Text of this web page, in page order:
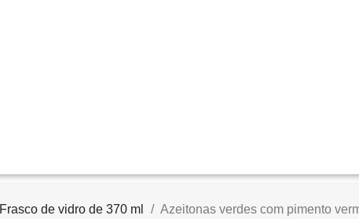
Frasco de vidro de 370 ml
Azeitonas verdes com pimento